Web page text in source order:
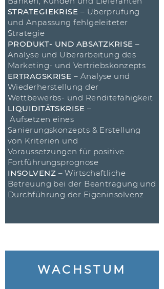
STRATEGIEKRISE – Überprüfung
und Anpassung fehlgeleiteter
Strategie
PRODUKT- UND ABSATZKRISE–
Analyse und Überarbeitung des
Marketing- und Vertriebskonzepts
ERTRAGSKRISE – Analyse und
Wiederherstellung der
Wettbewerbs- und Renditefähigkeit
LIQUIDITÄTSKRISE –
Aufsetzen eines
Sanierungskonzepts & Erstellung
von Kriterien und
Voraussetzungen für positive
Fortführungsprognose
INSOLVENZ – Wirtschaftliche
Betreuung bei der Beantragung und
Durchführung der Eigeninsolvenz
WACHSTUM